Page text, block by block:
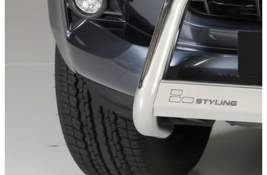
Passend für
Isuzu D-MAX Baujahr ab 2025+ Double Cab
Kategorien
Pick-up Zubehör
Edelstahlzubehör & Styling-Parts